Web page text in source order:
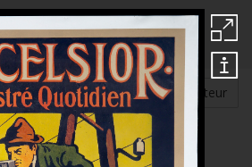
Losques Daniel
Rechercher par : Auteur